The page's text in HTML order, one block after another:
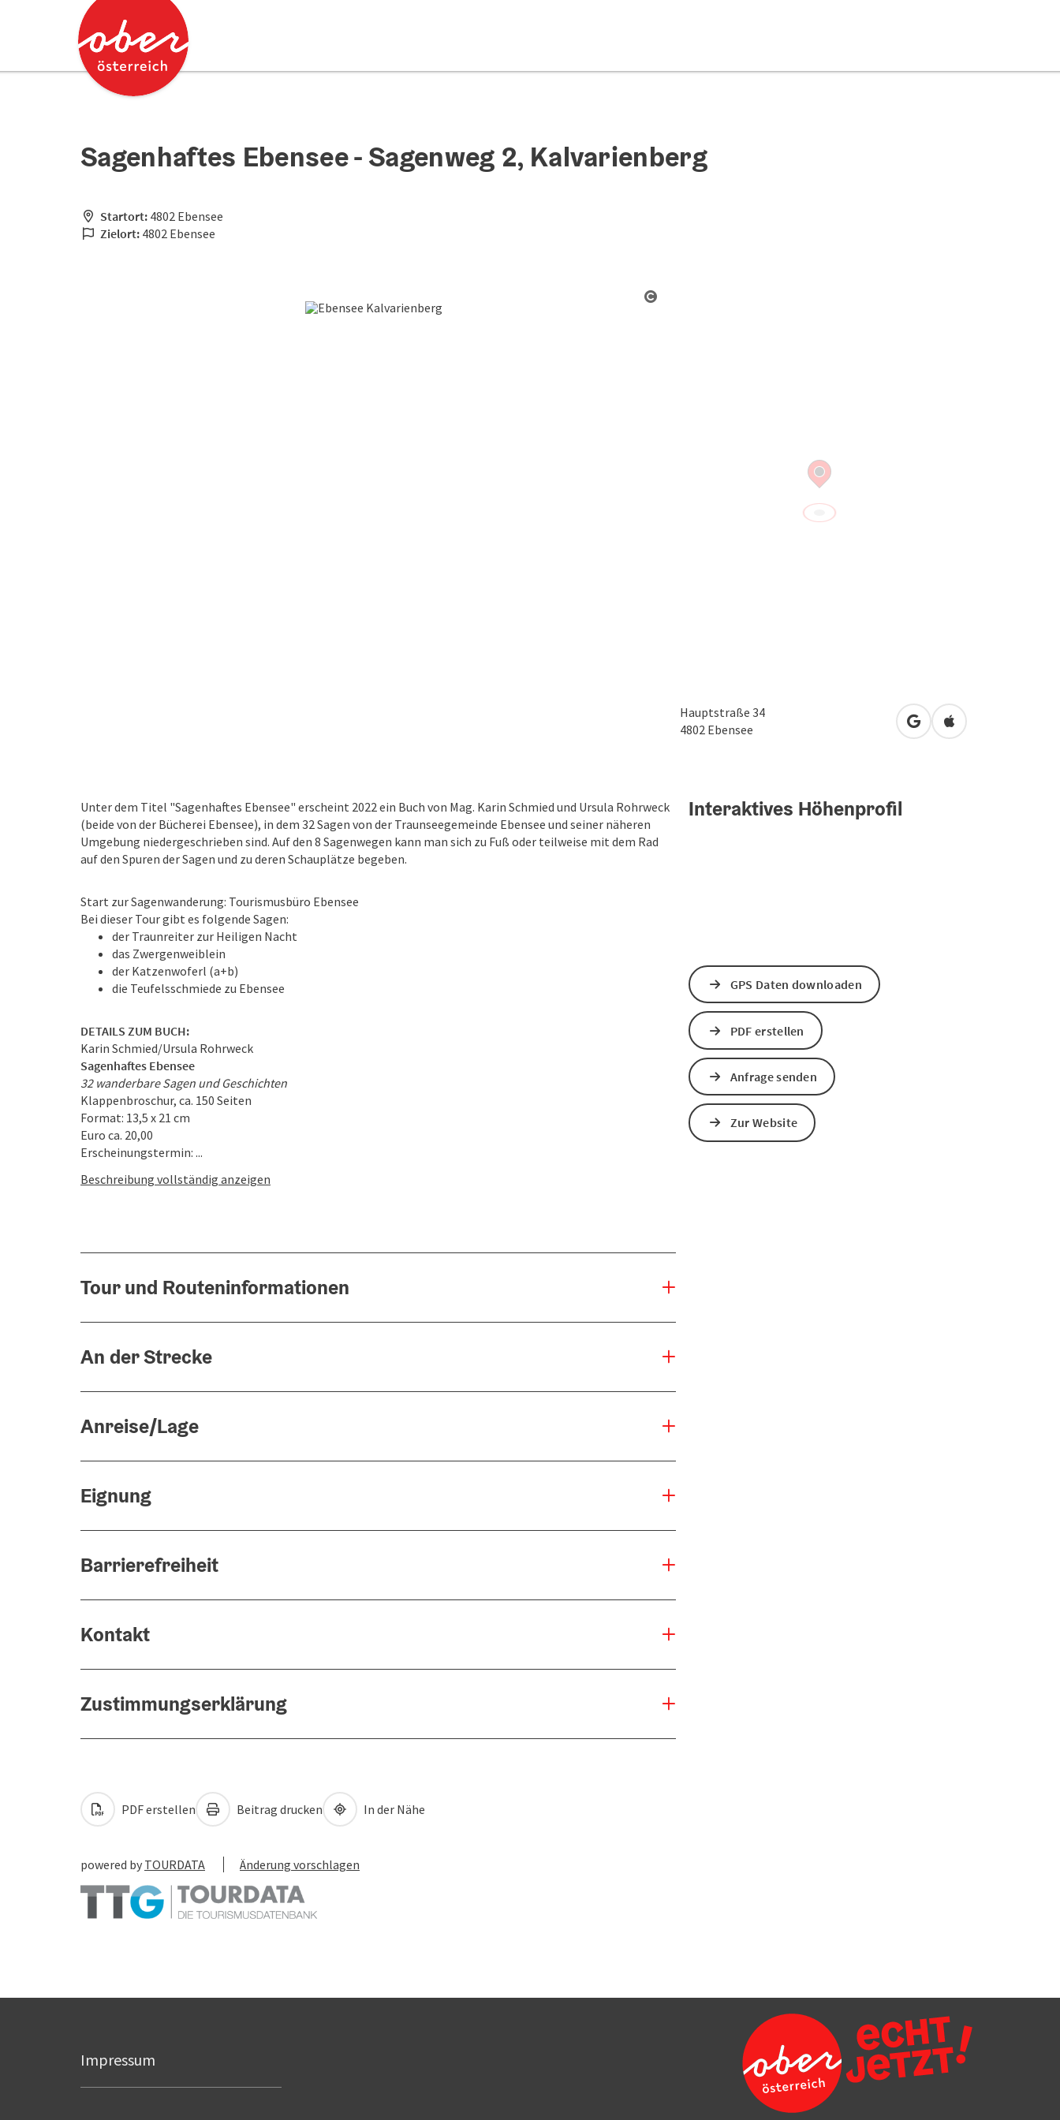
Zum Inhalt
Zum Seitenanfang Accesskey
Sagenhaftes Ebensee - Sagenweg 2, Kalvarienberg
Startort: 4802 Ebensee
Zielort: 4802 Ebensee
Hauptstraße 34
4802 Ebensee in Google Maps öffnen
in Apple Maps
Unter dem Titel "Sagenhaftes Ebensee" erscheint 2022 ein Buch von Mag. Karin Schmied und Ursula Rohrweck
(beide von der Bücherei Ebensee), in dem 32 Sagen von der Traunseegemeinde Ebensee und seiner näheren
Umgebung niedergeschrieben sind. Auf den 8 Sagenwegen kann man sich zu Fuß oder teilweise mit dem Rad
auf den Spuren der Sagen und zu deren Schauplätze begeben.
Start zur Sagenwanderung: Tourismusbüro Ebensee
Bei dieser Tour gibt es folgende Sagen:
der Traunreiter zur Heiligen Nacht
das Zwergenweiblein
der Katzenwoferl (a+b)
die Teufelsschmiede zu Ebensee
DETAILS ZUM BUCH:
Karin Schmied/Ursula Rohrweck
Sagenhaftes Ebensee
32 wanderbare Sagen und Geschichten
Klappenbroschur, ca. 150 Seiten
Format: 13,5 x 21 cm
Euro ca. 20,00
Erscheinungstermin: ...
Beschreibung vollständig anzeigen
Tour und Routeninformationen
An der Strecke
Anreise/Lage
Eignung
Barrierefreiheit
Kontakt
Zustimmungserklärung
Interaktives Höhenprofil
GPS Daten downloaden
PDF erstellen
Anfrage senden
Zur Website
PDF erstellen Beitrag drucken In der Nähe
powered by TOURDATA Änderung vorschlagen
Impressum